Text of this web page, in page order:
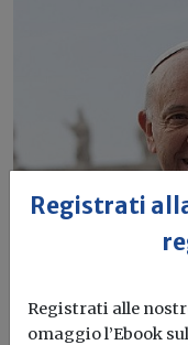
Registrati
Registrati alle
omaggio l’Ebook